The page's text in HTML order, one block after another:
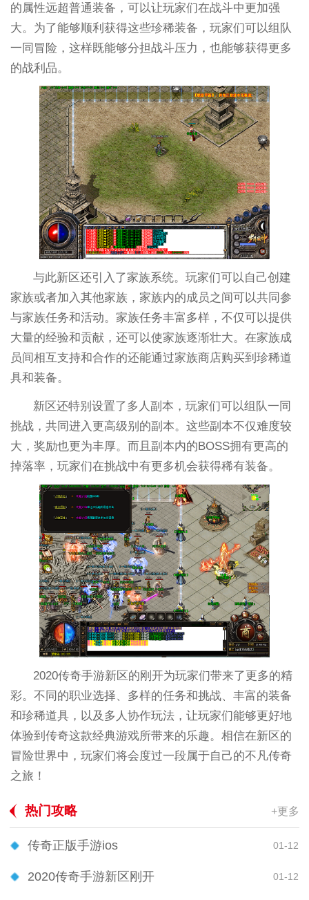
的属性远超普通装备，可以让玩家们在战斗中更加强
大。为了能够顺利获得这些珍稀装备，玩家们可以组队
一同冒险，这样既能够分担战斗压力，也能够获得更多
的战利品。
与此新区还引入了家族系统。玩家们可以自己创建
家族或者加入其他家族，家族内的成员之间可以共同参
与家族任务和活动。家族任务丰富多样，不仅可以提供
大量的经验和贡献，还可以使家族逐渐壮大。在家族成
员间相互支持和合作的还能通过家族商店购买到珍稀道
具和装备。
新区还特别设置了多人副本，玩家们可以组队一同
挑战，共同进入更高级别的副本。这些副本不仅难度较
大，奖励也更为丰厚。而且副本内的BOSS拥有更高的
掉落率，玩家们在挑战中有更多机会获得稀有装备。
2020传奇手游新区的刚开为玩家们带来了更多的精
彩。不同的职业选择、多样的任务和挑战、丰富的装备
和珍稀道具，以及多人协作玩法，让玩家们能够更好地
体验到传奇这款经典游戏所带来的乐趣。相信在新区的
冒险世界中，玩家们将会度过一段属于自己的不凡传奇
之旅！
热门攻略 +更多
传奇正版手游ios 01-12
2020传奇手游新区刚开 01-12